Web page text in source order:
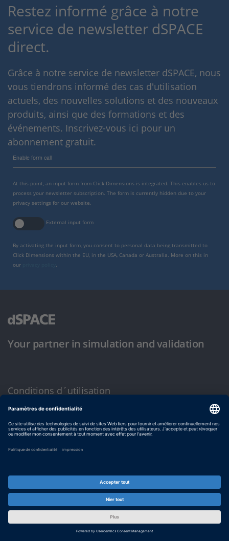
Restez informé grâce à notre
service de newsletter dSPACE
direct.
Grâce à notre service de newsletter dSPACE, nous
vous tiendrons informé des cas d'utilisation
actuels, des nouvelles solutions et des nouveaux
produits, ainsi que des formations et des
événements. Inscrivez-vous ici pour un
abonnement gratuit.
Enable form call
At this point, an input form from Click Dimensions is integrated. This enables us to
process your newsletter subscription. The form is currently hidden due to your
privacy settings for our website.
External input form
By activating the input form, you consent to personal data being transmitted to
Click Dimensions within the EU, in the USA, Canada or Australia. More on this in
our
.
Your partner in simulation and validation
Conditions d´utilisation
Politique de confidentialité
Mentions légales et conditions générales
© dSPACE